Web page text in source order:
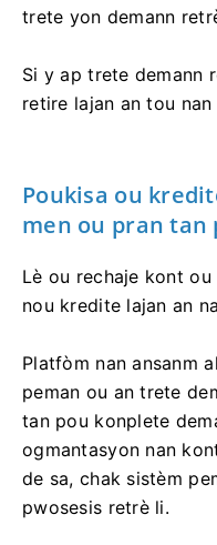
trete yon demann
Si y ap trete demann
retire lajan an tou
Poukisa ou
men ou pran
Lè ou rechaje kont
nou kredite lajan an
Platfòm nan ansanm
peman ou an trete
tan pou konplete
ogmantasyon nan
de sa, chak sistèm
pwosesis retrè li.